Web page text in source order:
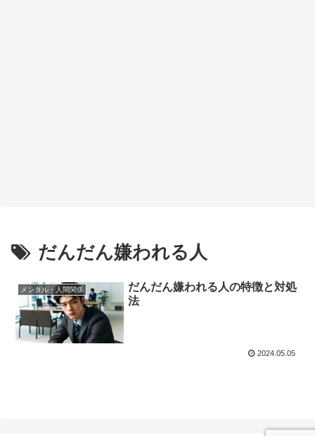
だんだん嫌われる人
メンタル・人間関係
だんだん嫌われる人の特徴と対処
法
2024.05.05